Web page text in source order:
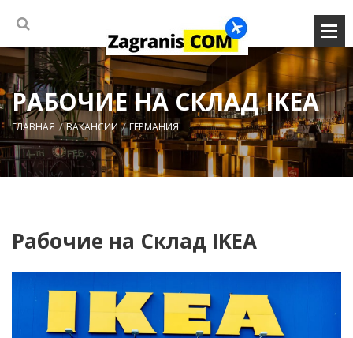
РАБОЧИЕ НА СКЛАД IKEA
ГЛАВНАЯ ВАКАНСИИ ГЕРМАНИЯ
Рабочие на Склад IKEA